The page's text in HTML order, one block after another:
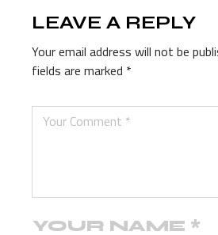
LEAVE A REPLY
Your email address will not be
fields are marked *